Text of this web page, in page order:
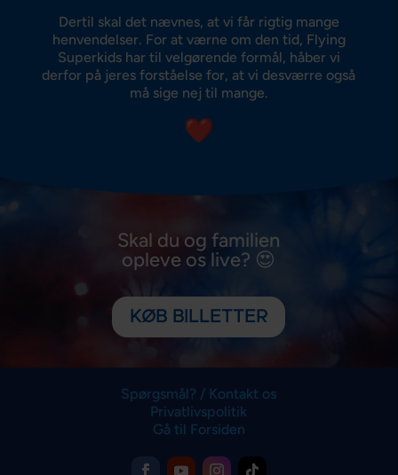
Dertil skal det nævnes, at vi får rigtig mange
henvendelser. For at værne om den tid, Flying
Superkids har til velgørende formål, håber vi
derfor på jeres forståelse for, at vi desværre også
må sige nej til mange.
Skal du og familien
opleve os live? 😍
KØB BILLETTER
Spørgsmål? / Kontakt os
Privatlivspolitik
Gå til Forsiden